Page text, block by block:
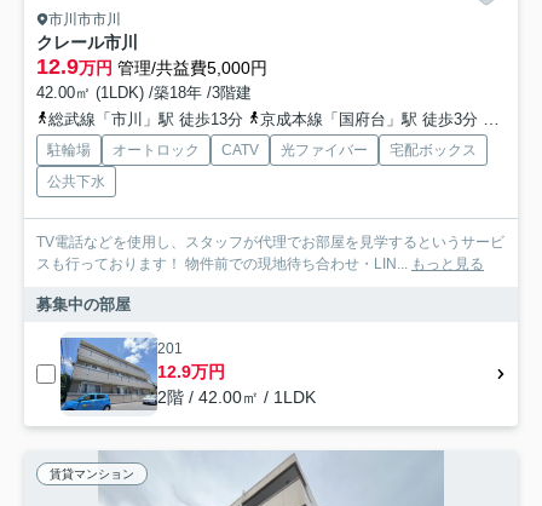
市川市市川
クレール市川
12.9万円 管理/共益費5,000円
42.00㎡ (1LDK) /築18年 /3階建
総武線「市川」駅 徒歩13分
京成本線「国府台」駅 徒歩3分 京成
駐輪場 オートロック CATV 光ファイバー
宅配ボックス
公共下水
TV電話などを使用し、スタッフが代理でお部屋を見学するというサービ
スも行っております！ 物件前での現地待ち合わせ・LIN... もっと見る
募集中の部屋
201
12.9万円
2階 / 42.00㎡ / 1LDK
賃貸マンション